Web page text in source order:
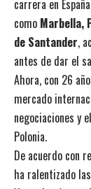
carrera en
como Marbella,
de Santander,
antes de dar el
Ahora, con 26
mercado
negociaciones y
Polonia.
De acuerdo con
ha ralentizado